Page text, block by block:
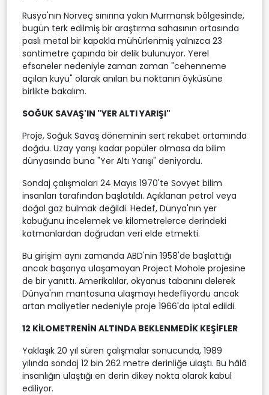
Rusya'nın Norveç sınırına yakın Murmansk bölgesinde,
bugün terk edilmiş bir araştırma sahasının ortasında
paslı metal bir kapakla mühürlenmiş yalnızca 23
santimetre çapında bir delik bulunuyor. Yerel
efsaneler nedeniyle zaman zaman "cehenneme
açılan kuyu" olarak anılan bu noktanın öyküsüne
birlikte bakalım.
SOĞUK SAVAŞ'IN "YER ALTI YARIŞI"
Proje, Soğuk Savaş döneminin sert rekabet ortamında
doğdu. Uzay yarışı kadar popüler olmasa da bilim
dünyasında buna "Yer Altı Yarışı" deniyordu.
Sondaj çalışmaları 24 Mayıs 1970'te Sovyet bilim
insanları tarafından başlatıldı. Açıklanan petrol veya
doğal gaz bulmak değildi. Hedef, Dünya'nın yer
kabuğunu incelemek ve kilometrelerce derindeki
katmanlardan doğrudan veri elde etmekti.
Bu girişim aynı zamanda ABD'nin 1958'de başlattığı
ancak başarıya ulaşamayan Project Mohole projesine
de bir yanıttı. Amerikalılar, okyanus tabanını delerek
Dünya'nın mantosuna ulaşmayı hedefliyordu ancak
artan maliyetler nedeniyle proje 1966'da iptal edildi.
12 KİLOMETRENİN ALTINDA BEKLENMEDİK KEŞİFLER
Yaklaşık 20 yıl süren çalışmalar sonucunda, 1989
yılında sondaj 12 bin 262 metre derinliğe ulaştı. Bu hâlâ
insanlığın ulaştığı en derin dikey nokta olarak kabul
ediliyor.